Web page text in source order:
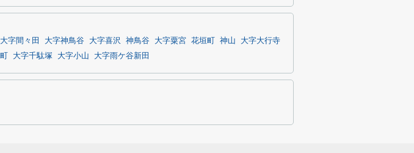
大字間々田 大字神鳥谷 大字喜沢 神鳥谷 大字粟宮 花垣町 神山
大字大行寺
大字千駄塚 大字小山 大字雨ケ谷新田